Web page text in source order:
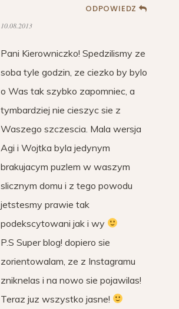
ODPOWIEDZ
10.08.2013
Pani Kierowniczko! Spedzilismy ze
soba tyle godzin, ze ciezko by bylo
o Was tak szybko zapomniec, a
tymbardziej nie cieszyc sie z
Waszego szczescia. Mala wersja
Agi i Wojtka byla jedynym
brakujacym puzlem w waszym
slicznym domu i z tego powodu
jetstesmy prawie tak
podekscytowani jak i wy
P.S Super blog! dopiero sie
zorientowalam, ze z Instagramu
zniknelas i na nowo sie pojawilas!
Teraz juz wszystko jasne!